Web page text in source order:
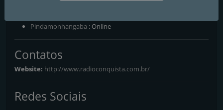
Pindamonhangaba : Online
Contatos
Website: http://www.radioconquista.com.br/
Redes Sociais